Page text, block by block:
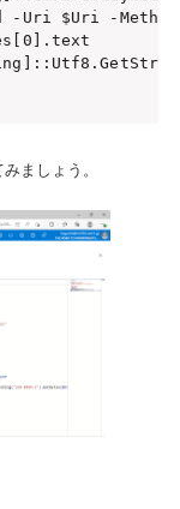
-Uri $Uri -
ましょう。